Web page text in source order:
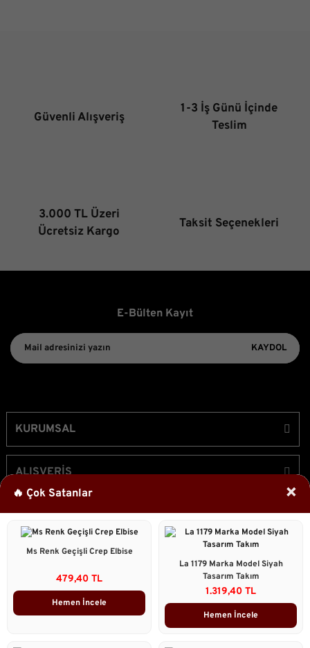
🔥 Çok Satanlar ×
Ms Renk Geçişli Crep Elbise
479,40 TL
Hemen İncele
La 1179 Marka Model Siyah
Tasarım Takım
1.319,40 TL
Hemen İncele
Ürün fiyatı diğer sitelerden daha pahalı.
Güvenli Alışveriş
1-3 İş Günü İçinde
Teslim
3.000 TL Üzeri
Ücretsiz Kargo
Taksit Seçenekleri
E-Bülten Kayıt
KAYDOL
KURUMSAL
ALIŞVERİŞ
ÜYELİK
Bizi Takip Edin!